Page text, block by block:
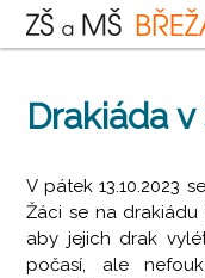
Drakiáda v
V pátek 13.10.2023
Žáci se na
aby jejich drak
počasí, ale